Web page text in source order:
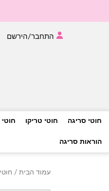
התחבר/הירשם
חוטי סריגה חוטי טריקו
הוראות סריגה
עמוד הבית /